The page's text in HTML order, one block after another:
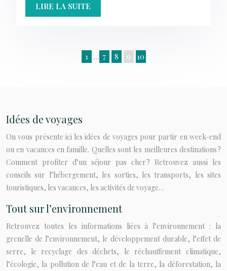
LIRE LA SUITE
1 … 7 8 9 10
Idées de voyages
On vous présente ici les idées de voyages pour partir en week-end
ou en vacances en famille. Quelles sont les meilleures destinations ?
Comment profiter d’un séjour pas cher ? Retrouvez aussi les
conseils sur l’hébergement, les sorties, les transports, les sites
touristiques, les vacances, les activités de voyage…
Tout sur l’environnement
Retrouvez toutes les informations liées à l’environnement : la
grenelle de l’environnement, le développement durable, l’effet de
serre, le recyclage des déchets, le réchauffement climatique,
l’écologie, la pollution de l’eau et de la terre, la déforestation, la